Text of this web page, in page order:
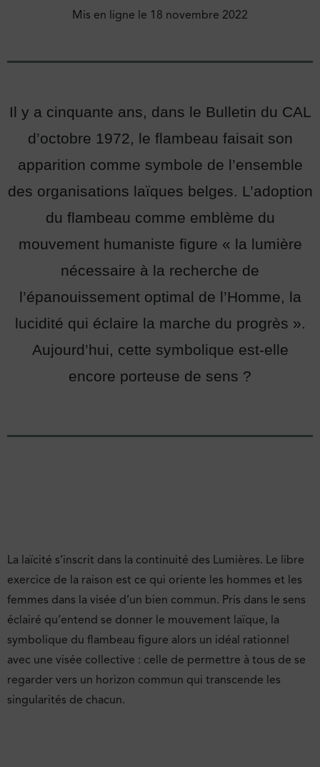
Mis en ligne le 18 novembre 2022
Il y a cinquante ans, dans le Bulletin du CAL
d’octobre 1972, le flambeau faisait son
apparition comme symbole de l’ensemble
des organisations laïques belges. L’adoption
du flambeau comme emblème du
mouvement humaniste figure « la lumière
nécessaire à la recherche de
l’épanouissement optimal de l’Homme, la
lucidité qui éclaire la marche du progrès ».
Aujourd’hui, cette symbolique est-elle
encore porteuse de sens ?
La laïcité s’inscrit dans la continuité des Lumières. Le libre
exercice de la raison est ce qui oriente les hommes et les
femmes dans la visée d’un bien commun. Pris dans le sens
éclairé qu’entend se donner le mouvement laïque, la
symbolique du flambeau figure alors un idéal rationnel
avec une visée collective : celle de permettre à tous de se
regarder vers un horizon commun qui transcende les
singularités de chacun.